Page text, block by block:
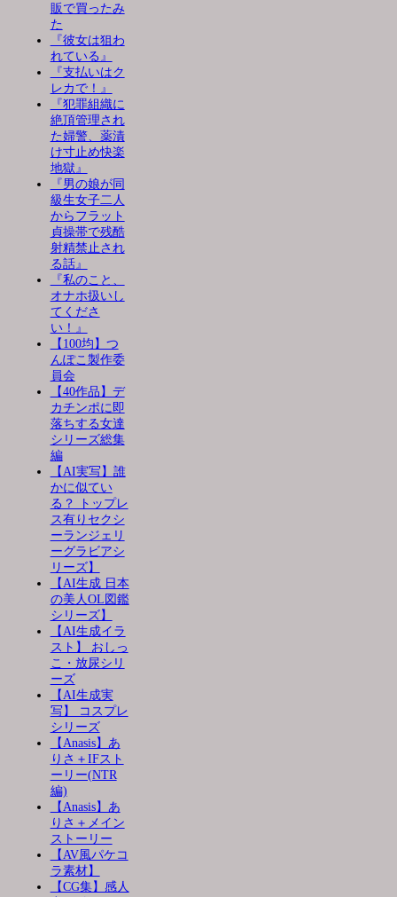
販で買ったみ
た
『彼女は狙わ
れている』
『支払いはク
レカで！』
『犯罪組織に
絶頂管理され
た婦警、薬漬
け寸止め快楽
地獄』
『男の娘が同
級生女子二人
からフラット
貞操帯で残酷
射精禁止され
る話』
『私のこと、
オナホ扱いし
てくださ
い！』
【100均】つ
んぽこ製作委
員会
【40作品】デ
カチンポに即
落ちする女達
シリーズ総集
編
【AI実写】誰
かに似てい
る？ トップレ
ス有りセクシ
ーランジェリ
ーグラビアシ
リーズ】
【AI生成 日本
の美人OL図鑑
シリーズ】
【AI生成イラ
スト】 おしっ
こ・放尿シリ
ーズ
【AI生成実
写】 コスプレ
シリーズ
【Anasis】あ
りさ＋IFスト
ーリー(NTR
編)
【Anasis】あ
りさ＋メイン
ストーリー
【AV風パケコ
ラ素材】
【CG集】感人